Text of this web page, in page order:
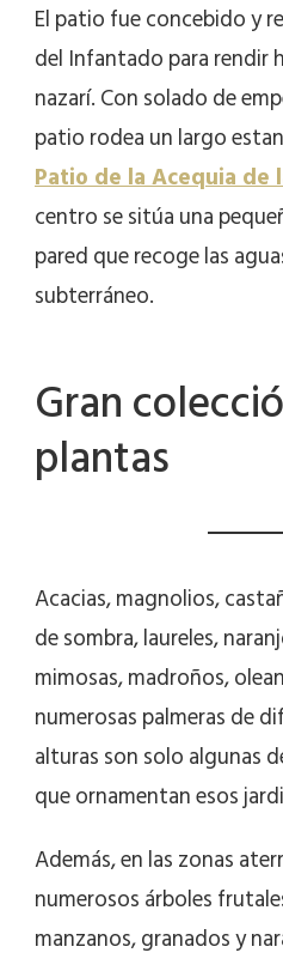
El patio fue concebido y
del Infantado para rendir
nazarí. Con solado de
patio rodea un largo
Patio de la Acequia de
centro se sitúa una
pared que recoge las
subterráneo.
Gran
plantas
Acacias, magnolios,
de sombra, laureles,
mimosas, madroños,
numerosas palmeras de
alturas son solo algunas
que ornamentan esos
Además, en las zonas
numerosos árboles
manzanos, granados y